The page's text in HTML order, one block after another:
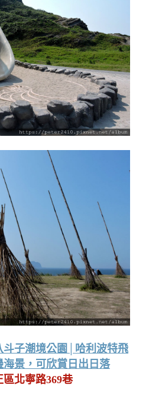
斗子潮境公園│哈利波特飛
景，可欣賞日出日落
北寧路369巷